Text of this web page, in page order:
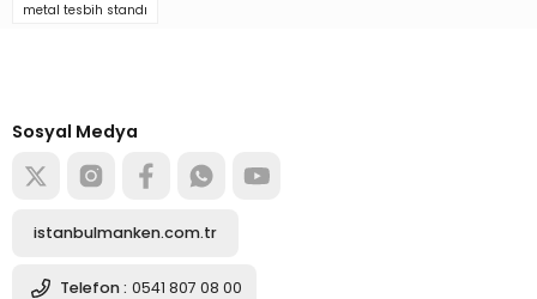
metal tesbih standı
Sosyal Medya
istanbulmanken.com.tr
Telefon : 0541 807 08 00